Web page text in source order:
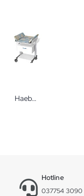
Haeberle Wickelauflage für den swingo Wickelwagen Zubehör für den Gerätewagen swingo
Hotline
037754 3090